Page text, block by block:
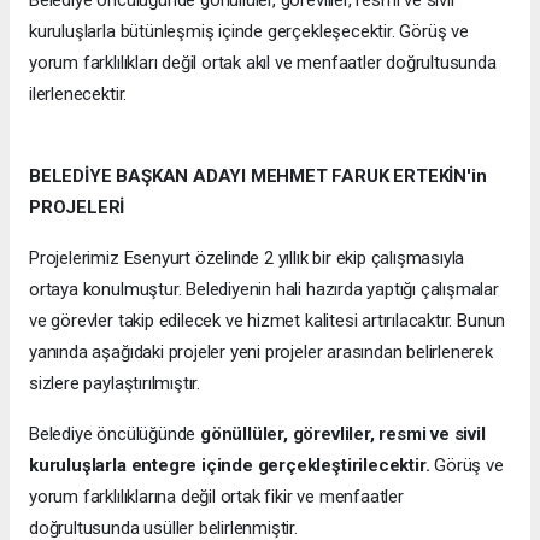
kuruluşlarla bütünleşmiş içinde gerçekleşecektir. Görüş ve
yorum farklılıkları değil ortak akıl ve menfaatler doğrultusunda
ilerlenecektir.
BELEDİYE BAŞKAN ADAYI MEHMET FARUK ERTEKİN'in
PROJELERİ
Projelerimiz Esenyurt özelinde 2 yıllık bir ekip çalışmasıyla
ortaya konulmuştur. Belediyenin hali hazırda yaptığı çalışmalar
ve görevler takip edilecek ve hizmet kalitesi artırılacaktır. Bunun
yanında aşağıdaki projeler yeni projeler arasından belirlenerek
sizlere paylaştırılmıştır.
Belediye öncülüğünde gönüllüler, görevliler, resmi ve sivil
kuruluşlarla entegre içinde gerçekleştirilecektir. Görüş ve
yorum farklılıklarına değil ortak fikir ve menfaatler
doğrultusunda usüller belirlenmiştir.